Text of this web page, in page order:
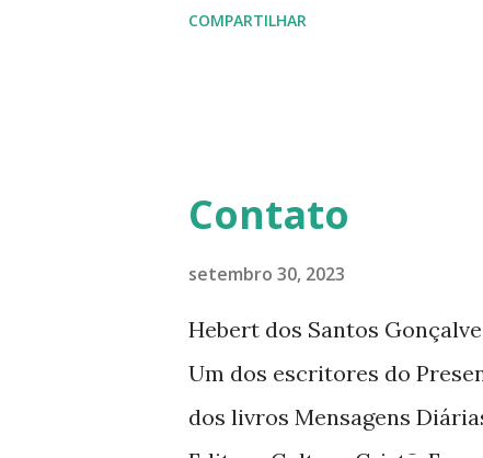
histórias interessantes. O
COMPARTILHAR
Contato
setembro 30, 2023
Hebert dos Santos
Um dos escritores do
dos livros Mensagens